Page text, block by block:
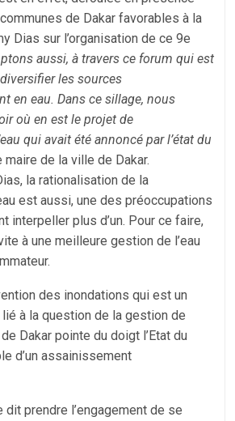
de Dakar favorables à la
Dias sur l’organisation de ce 9e
aussi, à travers ce forum qui est
les sources
en eau. Dans ce sillage, nous
où en est le projet de
qui avait été annoncé par l’état du
maire de la ville de Dakar.
la rationalisation de la
est aussi, une des préoccupations
interpeller plus d’un. Pour ce faire,
à une meilleure gestion de l’eau
des inondations qui est un
à la question de la gestion de
Dakar pointe du doigt l’Etat du
d’un assainissement
dit prendre l’engagement de se